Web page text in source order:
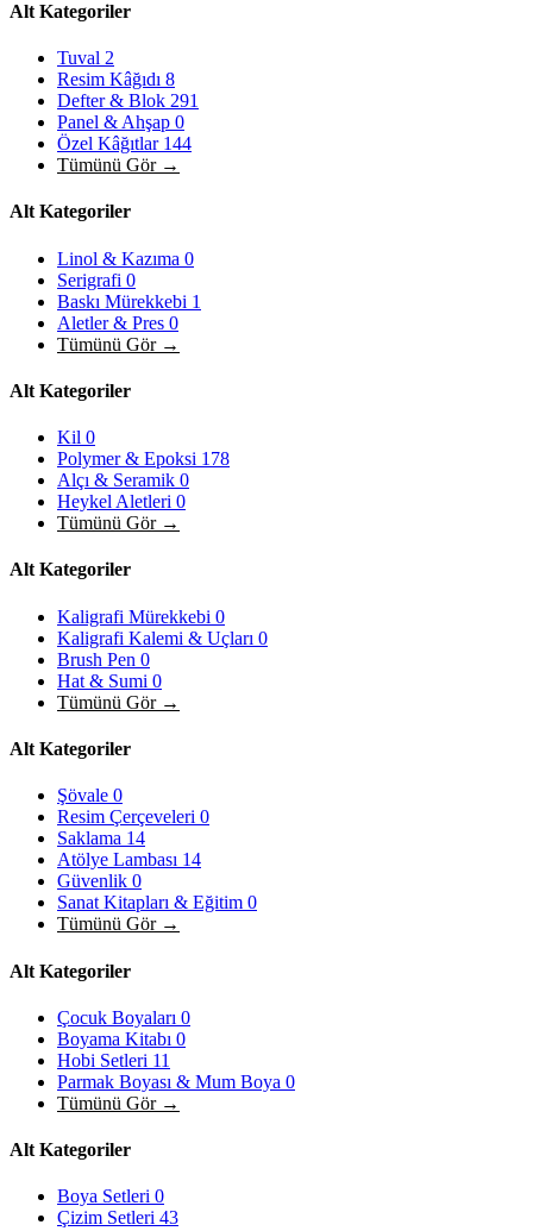
Alt Kategoriler
Tuval 2
Resim Kâğıdı 8
Defter & Blok 291
Panel & Ahşap 0
Özel Kâğıtlar 144
Tümünü Gör →
Alt Kategoriler
Linol & Kazıma 0
Serigrafi 0
Baskı Mürekkebi 1
Aletler & Pres 0
Tümünü Gör →
Alt Kategoriler
Kil 0
Polymer & Epoksi 178
Alçı & Seramik 0
Heykel Aletleri 0
Tümünü Gör →
Alt Kategoriler
Kaligrafi Mürekkebi 0
Kaligrafi Kalemi & Uçları 0
Brush Pen 0
Hat & Sumi 0
Tümünü Gör →
Alt Kategoriler
Şövale 0
Resim Çerçeveleri 0
Saklama 14
Atölye Lambası 14
Güvenlik 0
Sanat Kitapları & Eğitim 0
Tümünü Gör →
Alt Kategoriler
Çocuk Boyaları 0
Boyama Kitabı 0
Hobi Setleri 11
Parmak Boyası & Mum Boya 0
Tümünü Gör →
Alt Kategoriler
Boya Setleri 0
Çizim Setleri 43